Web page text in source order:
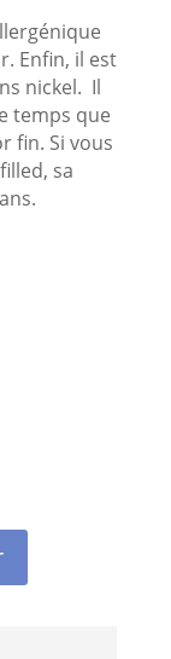
Enfin, il est
nickel. Il
temps que
fin. Si vous
sa